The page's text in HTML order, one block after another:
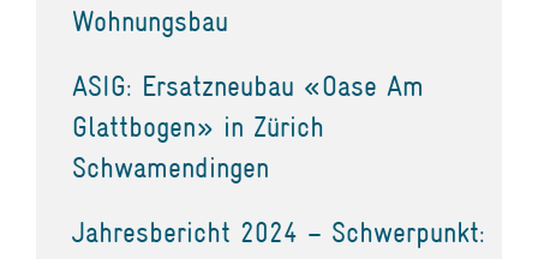
Wohnungsbau
ASIG: Ersatzneubau «Oase Am
Glattbogen» in Zürich
Schwamendingen
Jahresbericht 2024 – Schwerpunkt: